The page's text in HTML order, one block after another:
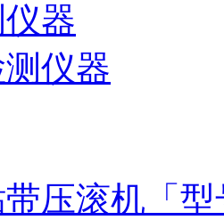
器
仪器
压滚机「